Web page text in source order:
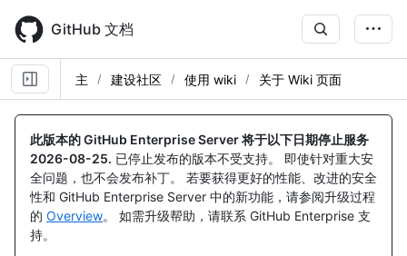
main
content
GitHub 文档
主 建设社区 使用 wiki 关于 Wiki 页面
此版本的 GitHub Enterprise Server 将于以下日期停止服务
2026-08-25. 已停止发布的版本不受支持。 即使针对重大安
全问题，也不会发布补丁。 若要获得更好的性能、改进的安全
性和 GitHub Enterprise Server 中的新功能，请参阅升级过程
的 Overview。 如需升级帮助，请联系 GitHub Enterprise 支
持。